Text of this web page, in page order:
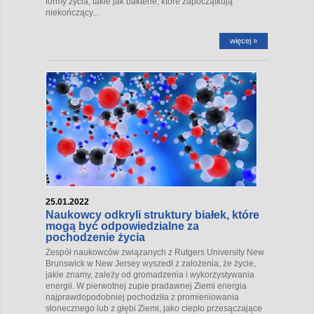
niekończący...
więcej »
25.01.2022
Naukowcy odkryli struktury białek, które
mogą być odpowiedzialne za
pochodzenie życia
Zespół naukowców związanych z Rutgers University New
Brunswick w New Jersey wyszedł z założenia, że ​​życie,
jakie znamy, zależy od gromadzenia i wykorzystywania
energii. W pierwotnej zupie pradawnej Ziemi energia
najprawdopodobniej pochodziła z promieniowania
słonecznego lub z głębi Ziemi, jako ciepło przesączające